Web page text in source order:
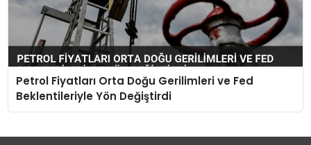
Petrol Fiyatları Orta Doğu Gerilimleri ve Fed
Beklentileriyle Yön Değiştirdi